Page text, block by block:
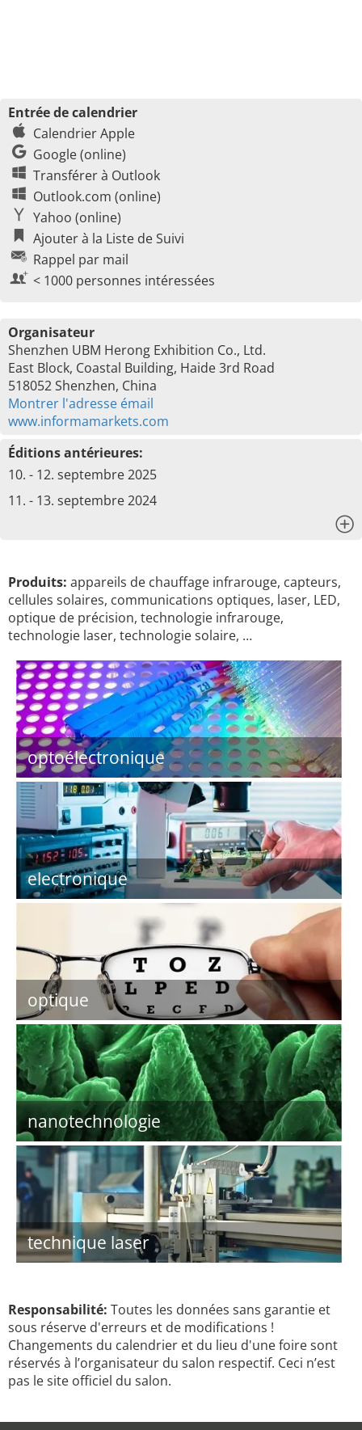
Entrée de calendrier
Calendrier Apple
Google (online)
Transférer à Outlook
Outlook.com (online)
Yahoo (online)
Ajouter à la Liste de Suivi
Rappel par mail
< 1000 personnes intéressées
Organisateur
Shenzhen UBM Herong Exhibition Co., Ltd.
East Block, Coastal Building, Haide 3rd Road
518052 Shenzhen, China
Montrer l'adresse émail
www.informamarkets.com
Éditions antérieures:
10. - 12. septembre 2025
11. - 13. septembre 2024
Produits: appareils de chauffage infrarouge, capteurs,
cellules solaires, communications optiques, laser, LED,
optique de précision, technologie infrarouge,
technologie laser, technologie solaire, …
optoélectronique
electronique
optique
nanotechnologie
technique laser
Responsabilité: Toutes les données sans garantie et
sous réserve d'erreurs et de modifications !
Changements du calendrier et du lieu d'une foire sont
réservés à l’organisateur du salon respectif. Ceci n’est
pas le site officiel du salon.